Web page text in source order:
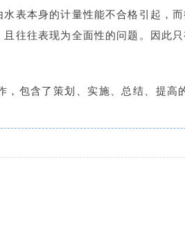
表本身的计量性能不合格引起，
往往表现为全面性的问题。因此
，包含了策划、实施、总结、提